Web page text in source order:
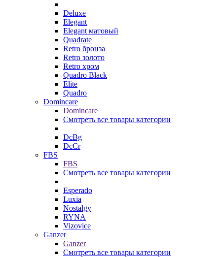
Deluxe
Elegant
Elegant матовый
Quadrate
Retro бронза
Retro золото
Retro хром
Quadro Black
Elite
Quadro
Domincare
Domincare
Смотреть все товары категории
DcBg
DcCr
FBS
FBS
Смотреть все товары категории
Esperado
Luxia
Nostalgy
RYNA
Vizovice
Ganzer
Ganzer
Смотреть все товары категории